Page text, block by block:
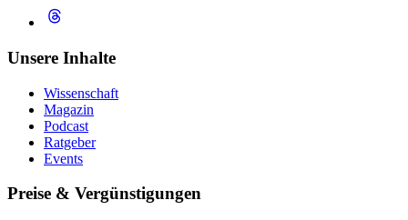
Unsere Inhalte
Wissenschaft
Magazin
Podcast
Ratgeber
Events
Preise & Vergünstigungen